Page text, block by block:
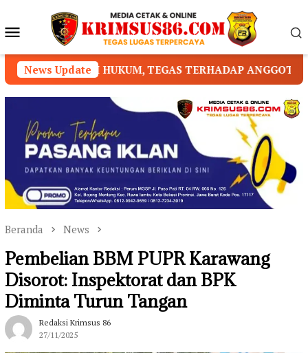
konten Menu
Mobile
News Update
TEGAS TERHADAP ANGGOTA YANG MELANGGAR
Beranda News
Pembelian BBM PUPR Karawang
Disorot: Inspektorat dan BPK
Diminta Turun Tangan
Redaksi Krimsus 86
27/11/2025